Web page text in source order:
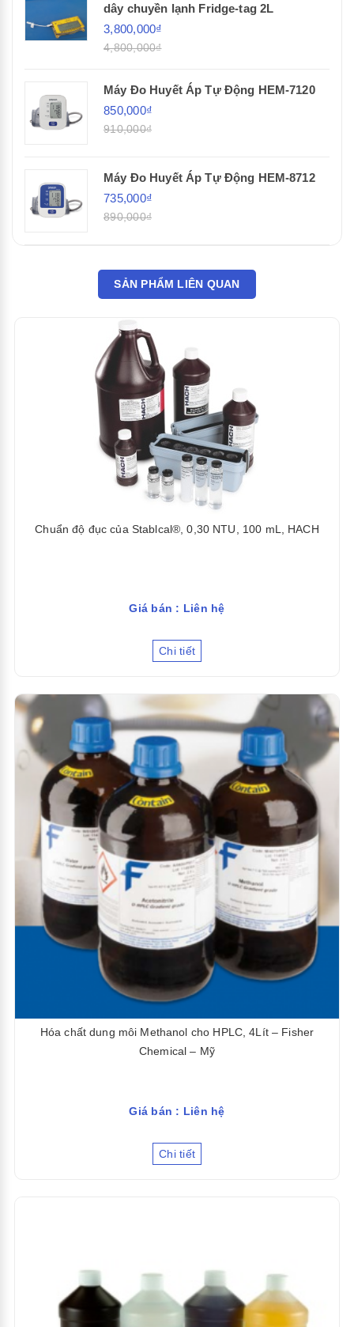
dây chuyền lạnh Fridge-tag 2L
3,800,000₫
4,800,000₫
Máy Đo Huyết Áp Tự Động HEM-7120
850,000₫
910,000₫
Máy Đo Huyết Áp Tự Động HEM-8712
735,000₫
890,000₫
SẢN PHẨM LIÊN QUAN
Chuẩn độ đục của Stablcal®, 0,30 NTU, 100 mL, HACH
Giá bán : Liên hệ
Chi tiết
Hóa chất dung môi Methanol cho HPLC, 4Lít – Fisher
Chemical – Mỹ
Giá bán : Liên hệ
Chi tiết